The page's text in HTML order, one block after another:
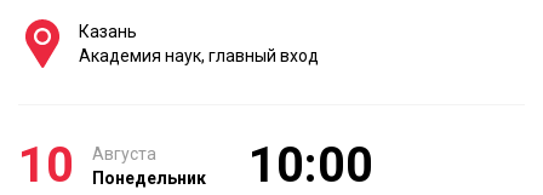
Казань
Академия наук, главный вход
10
Августа
Понедельник
10:00